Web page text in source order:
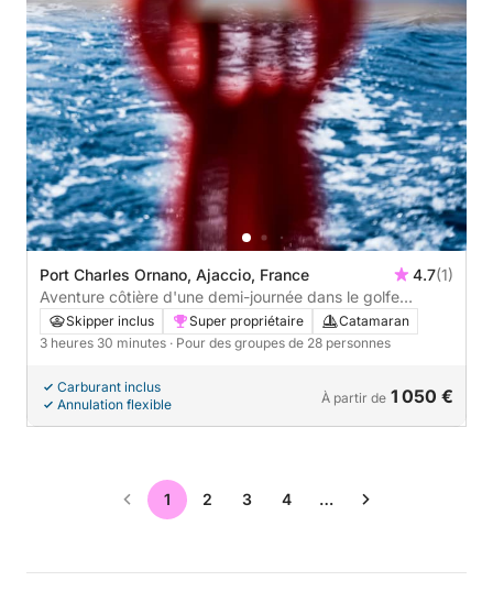
Port Charles Ornano, Ajaccio, France 4.7(1)
Aventure côtière d'une demi-journée dans le golfe
d'Ajaccio : baignade, détente, exploration
Skipper inclus Super propriétaire
Catamaran
3 heures 30 minutes · Pour des groupes de 28 personnes
Carburant inclus
Annulation flexible
À partir de 1 050 €
1 2 3 4 …